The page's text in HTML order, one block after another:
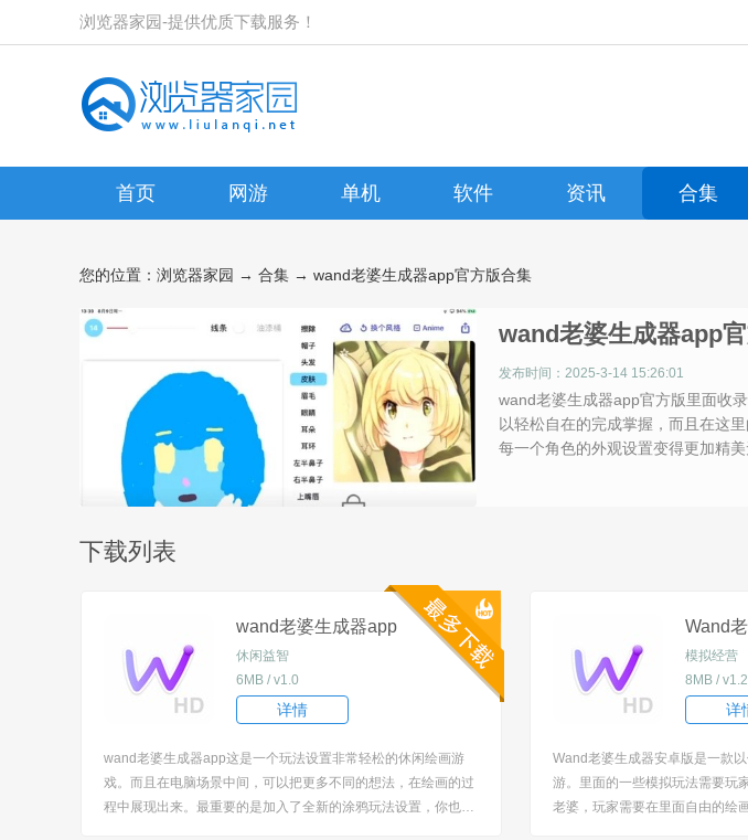
浏览器家园-提供优质下载服务！
首页 网游 单机 软件 资讯 合集
您的位置： 浏览器家园 → 合集 → wand老婆生成器app官方版合集
wand老婆生成器app
发布时间：2025-3-14 15:26:01
wand老婆生成器app官方版里面收
以轻松自在的完成掌握，而且在这
每一个角色的外观设置变得更加精
下载列表
wand老婆生成器app
休闲益智
6MB / v1.0
详情
wand老婆生成器app这是一个玩法设置非常轻松的休闲绘画游
戏。而且在电脑场景中间，可以把更多不同的想法，在绘画的过
程中展现出来。最重要的是加入了全新的涂鸦玩法设置，你也可
Wand
模拟经营
8MB /
详
Wand老婆生成器安卓版是一款
游。里面的一些模拟玩法需要玩
老婆，玩家需要在里面自由的绘